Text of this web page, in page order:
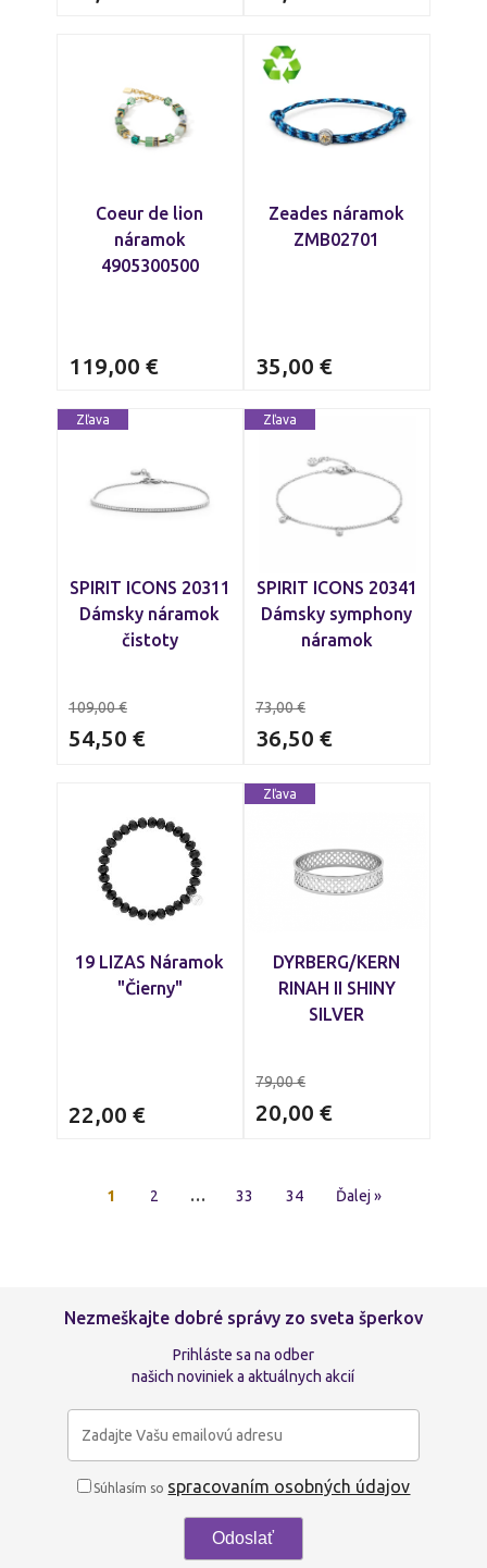
Coeur de lion
náramok
4905300500
119,00 €
Zeades náramok
ZMB02701
35,00 €
Zľava
SPIRIT ICONS 20311
Dámsky náramok
čistoty
109,00€
54,50 €
Zľava
SPIRIT ICONS 20341
Dámsky symphony
náramok
73,00€
36,50 €
19 LIZAS Náramok
"Čierny"
22,00 €
Zľava
DYRBERG/KERN
RINAH II SHINY
SILVER
79,00€
20,00 €
1 2 … 33 34 Ďalej »
Nezmeškajte dobré správy zo sveta šperkov
Prihláste sa na odber
našich noviniek a aktuálnych akcií
Súhlasím so spracovaním osobných údajov